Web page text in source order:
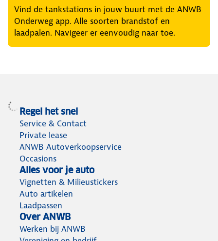
Vind de tankstations in jouw buurt met de ANWB
Onderweg app. Alle soorten brandstof en
laadpalen. Navigeer er eenvoudig naar toe.
Regel het snel
Service & Contact
Private lease
ANWB Autoverkoopservice
Occasions
Alles voor je auto
Vignetten & Milieustickers
Auto artikelen
Laadpassen
Over ANWB
Werken bij ANWB